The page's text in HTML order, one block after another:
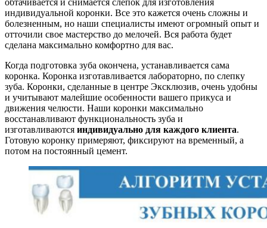
обтачивается и снимается слепок для изготовления
индивидуальной коронки. Все это кажется очень сложны и
болезненным, но наши специалисты имеют огромный опыт и
отточили свое мастерство до мелочей. Вся работа будет
сделана максимально комфортно для вас.
Когда подготовка зуба окончена, устанавливается сама
коронка. Коронка изготавливается лабораторно, по слепку
зуба. Коронки, сделанные в центре Эксклюзив, очень удобны
и учитывают малейшие особенности вашего прикуса и
движения челюсти. Наши коронки максимально
восстанавливают функциональность зуба и
изготавливаются индивидуально для каждого клиента.
Готовую коронку примеряют, фиксируют на временный, а
потом на постоянный цемент.